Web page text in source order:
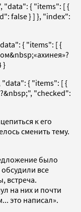
"data": { "items": [ {
false } ] }, "index":
{ "items": [ {
}
"data": { "items": [ {
"checked":
к его
сменить тему.
было
все
встреча.
на них и почти
это написал».